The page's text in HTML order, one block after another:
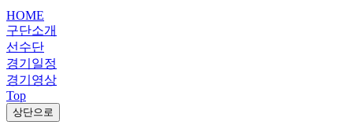
HOME
구단소개
선수단
경기일정
경기영상
Top
상단으로